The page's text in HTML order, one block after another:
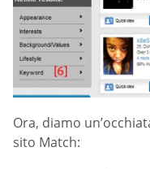
Ora, diamo
sito Match: